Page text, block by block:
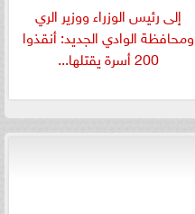
إلى رئيس الوزراء ووزير الري
ومحافظة الوادي الجديد: أنقذوا
200 أسرة يقتلها...